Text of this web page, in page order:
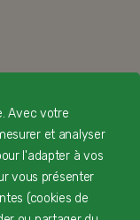
Avec votre
et analyser
l'adapter à vos
vous présenter
(cookies de